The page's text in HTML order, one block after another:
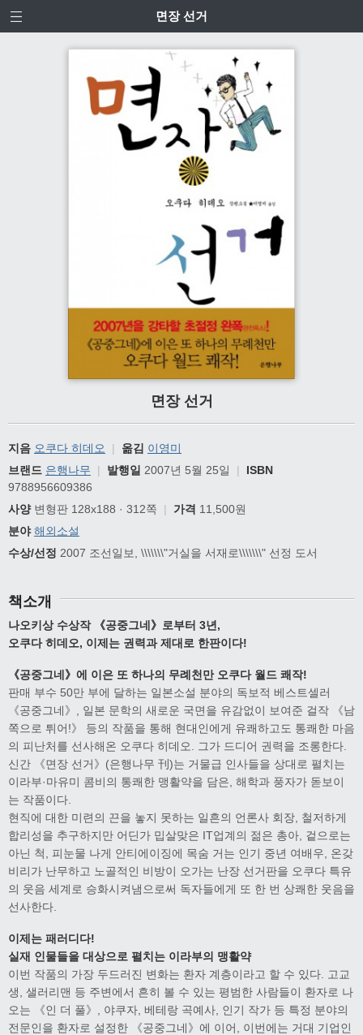
면장 선거
면장 선거
지음 오쿠다 히데오 | 옮김 이영미
브랜드 은행나무 | 발행일 2007년 5월 25일 |
ISBN
9788956609386
사양변형판 128x188 · 312쪽 | 가격 11,500원
분야 해외소설
수상/선정 2007 조선일보, \\\\\\\"거실을 서재로\\\\\\\" 선정 도서
책소개
나오키상 수상작 《공중그네》로부터 3년,
오쿠다 히데오, 이제는 권력과 제대로 한판이다!
《공중그네》에 이은 또 하나의 무례천만 오쿠다 월드 쾌작!
판매 부수 50만 부에 달하는 일본소설 분야의 독보적 베스트셀러
《공중그네》, 일본 문학의 새로운 국면을 유감없이 보여준 걸작 《남
쪽으로 튀어!》 등의 작품을 통해 현대인에게 유쾌하고도 통쾌한 마음
의 피난처를 선사해온 오쿠다 히데오. 그가 드디어 권력을 조롱한다.
신간 《면장 선거》(은행나무 刊)는 거물급 인사들을 상대로 펼치는
이라부·마유미 콤비의 통쾌한 맹활약을 담은, 해학과 풍자가 돋보이
는 작품이다.
현직에 대한 미련의 끈을 놓지 못하는 일흔의 언론사 회장, 철저하게
합리성을 추구하지만 어딘가 밉살맞은 IT업계의 젊은 총아, 겉으로는
아닌 척, 피눈물 나게 안티에이징에 목숨 거는 인기 중년 여배우, 온갖
비리가 난무하고 노골적인 비방이 오가는 난장 선거판을 오쿠다 특유
의 웃음 세계로 승화시켜냄으로써 독자들에게 또 한 번 상쾌한 웃음을
선사한다.
이제는 패러디다!
실재 인물들을 대상으로 펼치는 이라부의 맹활약
이번 작품의 가장 두드러진 변화는 환자 계층이라고 할 수 있다. 고교
생, 샐러리맨 등 주변에서 흔히 볼 수 있는 평범한 사람들이 환자로 나
오는 《인 더 풀》, 야쿠자, 베테랑 곡예사, 인기 작가 등 특정 분야의
전문인을 환자로 설정한 《공중그네》에 이어, 이번에는 거대 기업인